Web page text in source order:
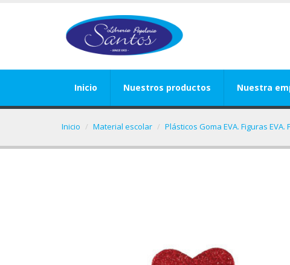
Inicio Nuestros productos Nuestra
Inicio Material escolar Plásticos Goma EVA. Figuras